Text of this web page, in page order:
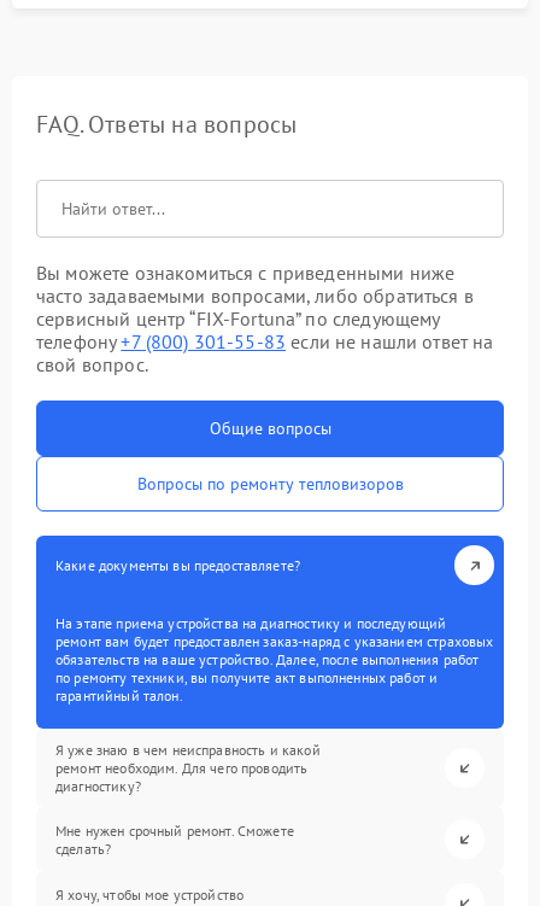
FAQ. Ответы на вопросы
Вы можете ознакомиться с приведенными ниже
часто задаваемыми вопросами, либо обратиться в
сервисный центр “FIX-Fortuna” по следующему
телефону+7 (800) 301-55-83 если не нашли ответ на
свой вопрос.
Общие вопросы
Вопросы по ремонту тепловизоров
Какие документы вы предоставляете?
На этапе приема устройства на диагностику и последующий
ремонт вам будет предоставлен заказ-наряд с указанием страховых
обязательств на ваше устройство. Далее, после выполнения работ
по ремонту техники, вы получите акт выполненных работ и
гарантийный талон.
Я уже знаю в чем неисправность и какой
ремонт необходим. Для чего проводить
диагностику?
Мне нужен срочный ремонт. Сможете
сделать?
Я хочу, чтобы мое устройство